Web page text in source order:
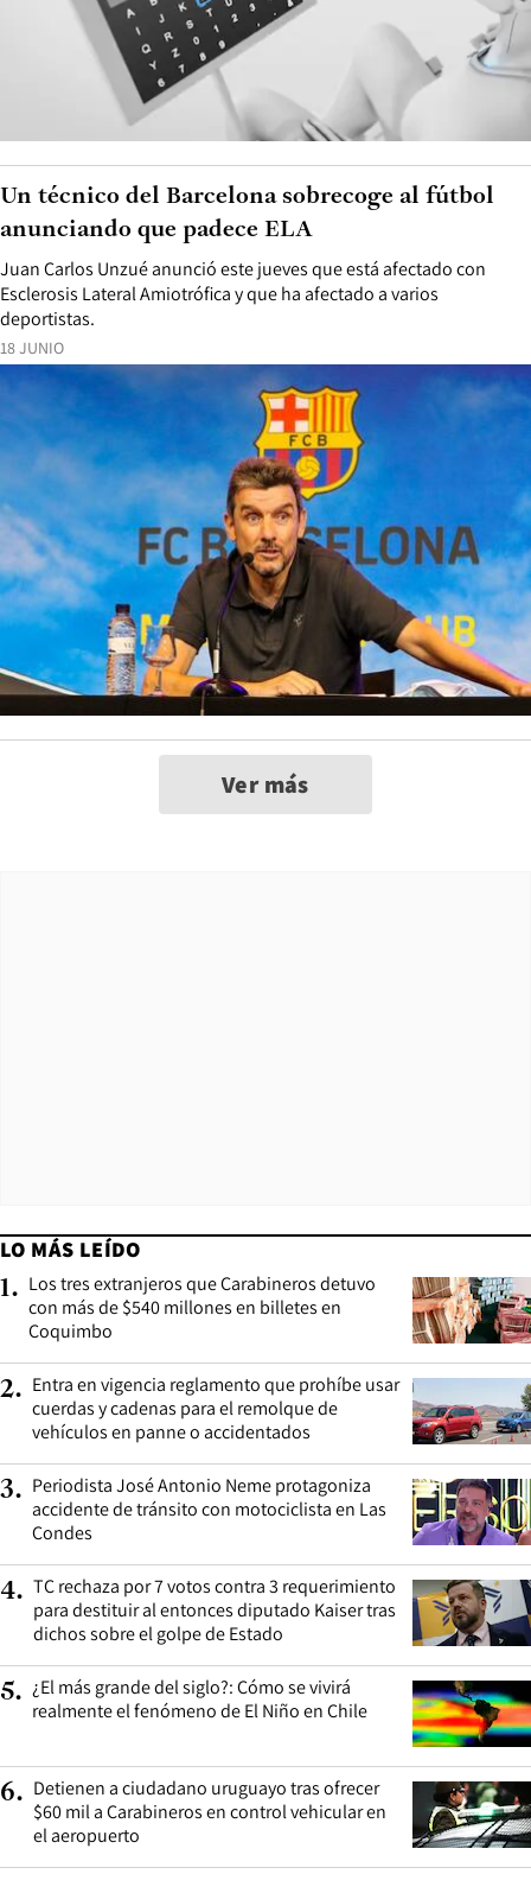
18 JUNIO
Juan Carlos Unzué anunció este jueves que está afectado con
Esclerosis Lateral Amiotrófica y que ha afectado a varios
deportistas.
Un técnico del Barcelona sobrecoge al fútbol
anunciando que padece ELA
Ver más
LO MÁS LEÍDO
1. Los tres extranjeros que Carabineros detuvo
con más de $540 millones en billetes en
Coquimbo
2. Entra en vigencia reglamento que prohíbe usar
cuerdas y cadenas para el remolque de
vehículos en panne o accidentados
3. Periodista José Antonio Neme protagoniza
accidente de tránsito con motociclista en Las
Condes
4. TC rechaza por 7 votos contra 3 requerimiento
para destituir al entonces diputado Kaiser tras
dichos sobre el golpe de Estado
5. ¿El más grande del siglo?: Cómo se vivirá
realmente el fenómeno de El Niño en Chile
6. Detienen a ciudadano uruguayo tras ofrecer
$60 mil a Carabineros en control vehicular en
el aeropuerto